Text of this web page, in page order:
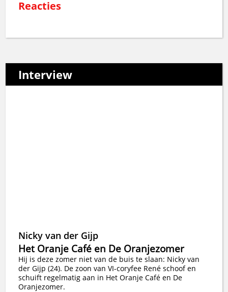
Reacties
Interview
Nicky van der Gijp
Het Oranje Café en De Oranjezomer
Hij is deze zomer niet van de buis te slaan: Nicky van
der Gijp (24). De zoon van VI-coryfee René schoof en
schuift regelmatig aan in Het Oranje Café en De
Oranjezomer.